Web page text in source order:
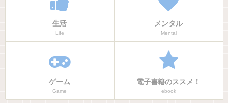
生活
Life
メンタル
Mental
ゲーム
Game
電子書籍のススメ！
ebook